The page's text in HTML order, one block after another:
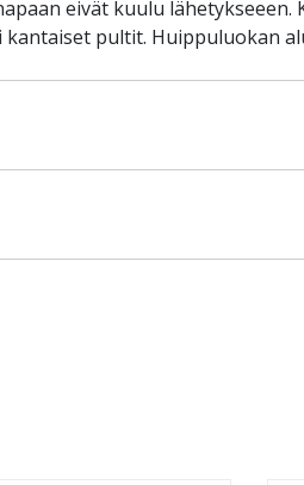
eivät kuulu lähetykseeen.
pultit. Huippuluokan